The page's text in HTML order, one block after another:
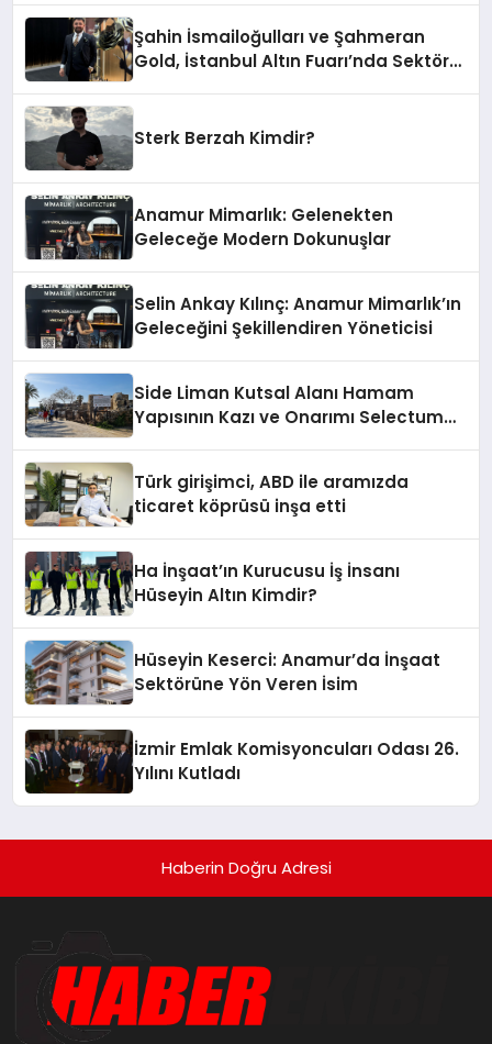
Şahin İsmailoğulları ve Şahmeran
Gold, İstanbul Altın Fuarı’nda Sektöre
Sterk Berzah Kimdir?
Anamur Mimarlık: Gelenekten
Geleceğe Modern Dokunuşlar
Selin Ankay Kılınç: Anamur Mimarlık’ın
Geleceğini Şekillendiren Yöneticisi
Side Liman Kutsal Alanı Hamam
Yapısının Kazı ve Onarımı Selectum
Türk girişimci, ABD ile aramızda
ticaret köprüsü inşa etti
Ha İnşaat’ın Kurucusu İş İnsanı
Hüseyin Altın Kimdir?
Hüseyin Keserci: Anamur’da İnşaat
Sektörüne Yön Veren İsim
İzmir Emlak Komisyoncuları Odası 26.
Yılını Kutladı
Haberin Doğru Adresi